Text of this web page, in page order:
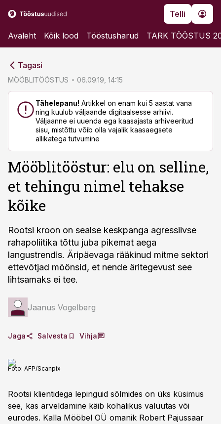
Telli
Avaleht Kõik lood Tööstusharud TARK TÖÖSTUS
Tagasi
MÖÖBLITÖÖSTUS 06.09.19, 14:15
Tähelepanu! Artikkel on enam kui 5 aastat vana
ning kuulub väljaande digitaalsesse arhiivi.
Väljaanne ei uuenda ega kaasajasta arhiveeritud
sisu, mistõttu võib olla vajalik kaasaegsete
allikatega tutvumine
Mööblitööstur: elu on selline,
et tehingu nimel tehakse
kõike
Rootsi kroon on sealse keskpanga agressiivse
rahapoliitika tõttu juba pikemat aega
langustrendis. Äripäevaga rääkinud mitme sektori
ettevõtjad möönsid, et nende äritegevust see
lihtsamaks ei tee.
Jaanus Vogelberg
Jaga Salvesta Vihja
Foto: AFP/Scanpix
Rootsi klientidega lepinguid sõlmides on üks küsimus
see, kas arveldamine käib kohalikus valuutas või
eurodes. Kalla Mööbel OÜ omanik Robert Pajussaar